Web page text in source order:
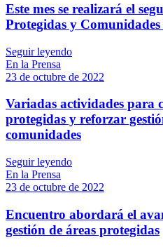
Este mes se realizará el
Protegidas y
Seguir leyendo
En la Prensa
23 de octubre de 2022
Variadas actividades para
protegidas y reforzar
comunidades
Seguir leyendo
En la Prensa
23 de octubre de 2022
Encuentro abordará el
gestión de áreas protegidas